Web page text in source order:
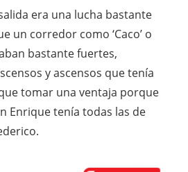
era una lucha bastante
un corredor como ‘Caco’ o
bastante fuertes,
y ascensos que tenía
tomar una ventaja porque
Enrique tenía todas las de